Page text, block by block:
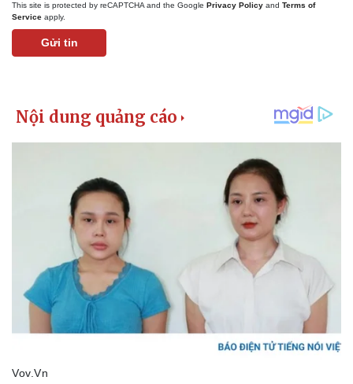
Pháp luật
Vụ án
Tin nóng
Tư vấn luật
Quân sự - Quốc phòng
Vũ khí
Việt Nam
Phân tích
This site is protected by reCAPTCHA and the Google Privacy Policy and Terms of
Service apply.
Gửi tin